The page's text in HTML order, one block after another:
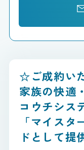
☆ご成約い
家族の快適
コウチシス
「マイス
ドとして提